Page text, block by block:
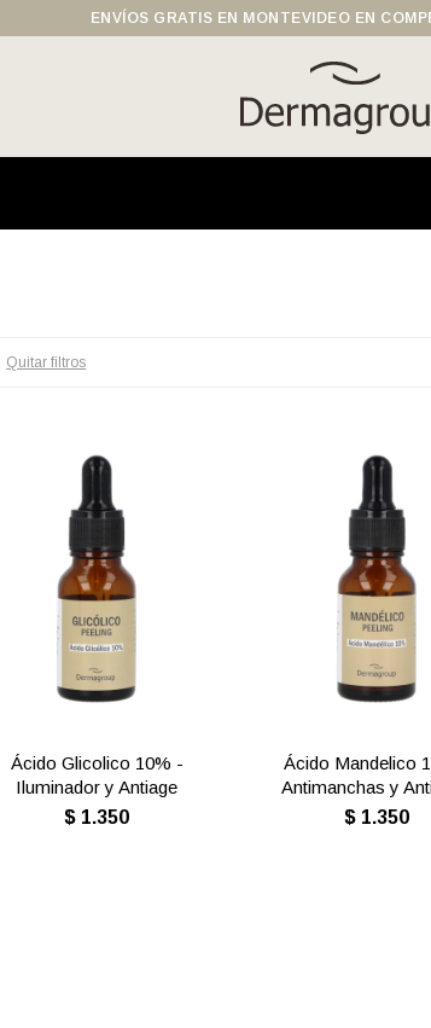
ENVÍOS GRATIS EN MONTEVIDEO EN
Quitar filtros
Ácido Glicolico 10% -
Iluminador y Antiage
$ 1.350
Ácido Mandelico
Antimanchas y
$ 1.350